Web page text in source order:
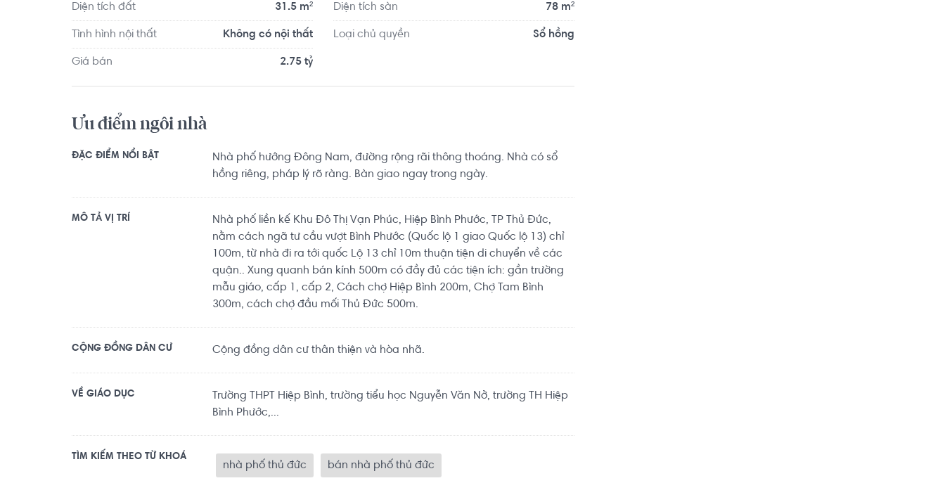
Diện tích đất 31.5 m² Diện tích sàn 78 m²
Tình hình nội thất Không có nội thất Loại chủ quyền Sổ hồng
Giá bán 2.75 tỷ
Ưu điểm ngôi nhà
ĐẶC ĐIỂM NỔI BẬT
Nhà phố hướng Đông Nam, đường rộng rãi thông thoáng. Nhà có sổ
hồng riêng, pháp lý rõ ràng. Bàn giao ngay trong ngày.
MÔ TẢ VỊ TRÍ
Nhà phố liền kế Khu Đô Thị Vạn Phúc, Hiệp Bình Phước, TP Thủ Đức,
nằm cách ngã tư cầu vượt Bình Phước (Quốc lộ 1 giao Quốc lộ 13) chỉ
100m, từ nhà đi ra tới quốc Lộ 13 chỉ 10m thuận tiện di chuyển về các
quận.. Xung quanh bán kính 500m có đầy đủ các tiện ích: gần trường
mẫu giáo, cấp 1, cấp 2, Cách chợ Hiệp Bình 200m, Chợ Tam Bình
300m, cách chợ đầu mối Thủ Đức 500m.
CỘNG ĐỒNG DÂN CƯ Cộng đồng dân cư thân thiện và hòa nhã.
VỀ GIÁO DỤC
Trường THPT Hiệp Bình, trường tiểu học Nguyễn Văn Nở, trường TH Hiệp
Bình Phước,...
TÌM KIẾM THEO TỪ KHOÁ
nhà phố thủ đức bán nhà phố thủ đức